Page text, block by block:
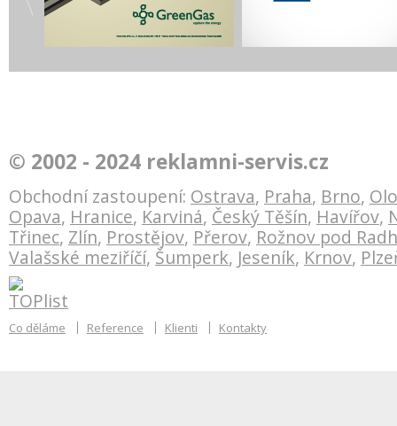
Vektorový model těžby plynu
Green Gas DPB
Bankovní technika
redesign logotypu
© 2002 - 2024 reklamni-servis.cz
Obchodní zastoupení: Ostrava, Praha, Brno,
Opava, Hranice, Karviná, Český Těšín, Havířov,
Třinec, Zlín, Prostějov, Přerov, Rožnov pod
Valašské meziříčí, Šumperk, Jeseník, Krnov,
Co děláme Reference Klienti Kontakty